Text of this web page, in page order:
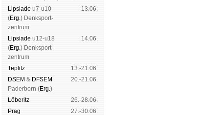
Lipsiade u7-u10
(Erg.) Denk­sport­
zen­trum
13.06.
Lipsiade u12-u18
(Erg.) Denk­sport­
zen­trum
14.06.
Tep­litz
13.-21.06.
DSEM & DFSEM
Pader­born (Erg.)
20.-21.06.
Lö­be­ritz
26.-28.06.
Prag
27.-30.06.